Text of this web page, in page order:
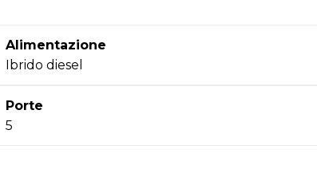
Alimentazione
Ibrido diesel
Porte
5